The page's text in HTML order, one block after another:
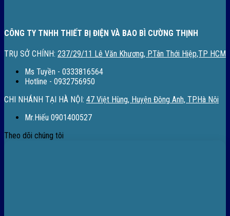
CÔNG TY TNHH THIẾT BỊ ĐIỆN VÀ BAO BÌ CƯỜNG THỊNH
TRỤ SỞ CHÍNH: 237/29/11 Lê Văn Khương, P.Tân Thới Hiệp,TP HCM
Ms Tuyền - 0333816564
Hotline - 0932756950
CHI NHÁNH TẠI HÀ NỘI: 47 Việt Hùng, Huyện Đông Anh, TP.Hà Nội
Mr.Hiếu 0901400527
Theo dõi chúng tôi